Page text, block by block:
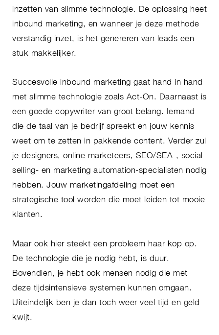
inzetten van slimme technologie. De oplossing heet
inbound marketing, en wanneer je deze methode
verstandig inzet, is het genereren van leads een
stuk makkelijker.
Succesvolle inbound marketing gaat hand in hand
met slimme technologie zoals Act-On. Daarnaast is
een goede copywriter van groot belang. Iemand
die de taal van je bedrijf spreekt en jouw kennis
weet om te zetten in pakkende content. Verder zul
je designers, online marketeers, SEO/SEA-, social
selling- en marketing automation-specialisten nodig
hebben. Jouw marketingafdeling moet een
strategische tool worden die moet leiden tot mooie
klanten.
Maar ook hier steekt een probleem haar kop op.
De technologie die je nodig hebt, is duur.
Bovendien, je hebt ook mensen nodig die met
deze tijdsintensieve systemen kunnen omgaan.
Uiteindelijk ben je dan toch weer veel tijd en geld
kwijt.